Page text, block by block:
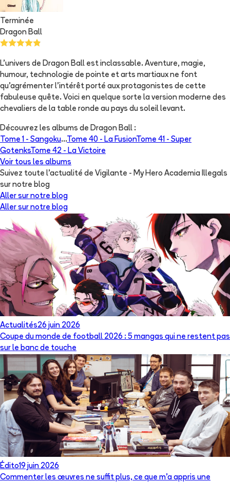
Terminée
Dragon Ball
L'univers de Dragon Ball est inclassable. Aventure, magie,
humour, technologie de pointe et arts martiaux ne font
qu'agrémenter l'intérêt porté aux protagonistes de cette
fabuleuse quête. Voici en quelque sorte la version moderne des
chevaliers de la table ronde au pays du soleil levant.
Découvrez les albums de Dragon Ball :
Tome 1 - Sangoku...Tome 40 - La FusionTome 41 - Super
GotenksTome 42 - La Victoire
Voir tous les albums
Suivez toute l'actualité de Vigilante - My Hero Academia Illegals
sur notre blog
Aller sur notre blog
Aller sur notre blog
Actualités26 juin 2026
Coupe du monde de football 2026 : 5 mangas qui ne restent pas
sur le banc de touche
Édito19 juin 2026
Commenter les œuvres ne suffit plus, ce que m’a appris une